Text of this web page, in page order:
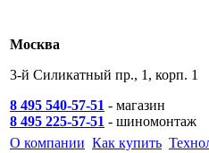
Москва
3-й Силикатный пр., 1, корп. 1
8 495 540-57-51 - магазин
8 495 225-57-51 - шиномонтаж
О компании Как купить